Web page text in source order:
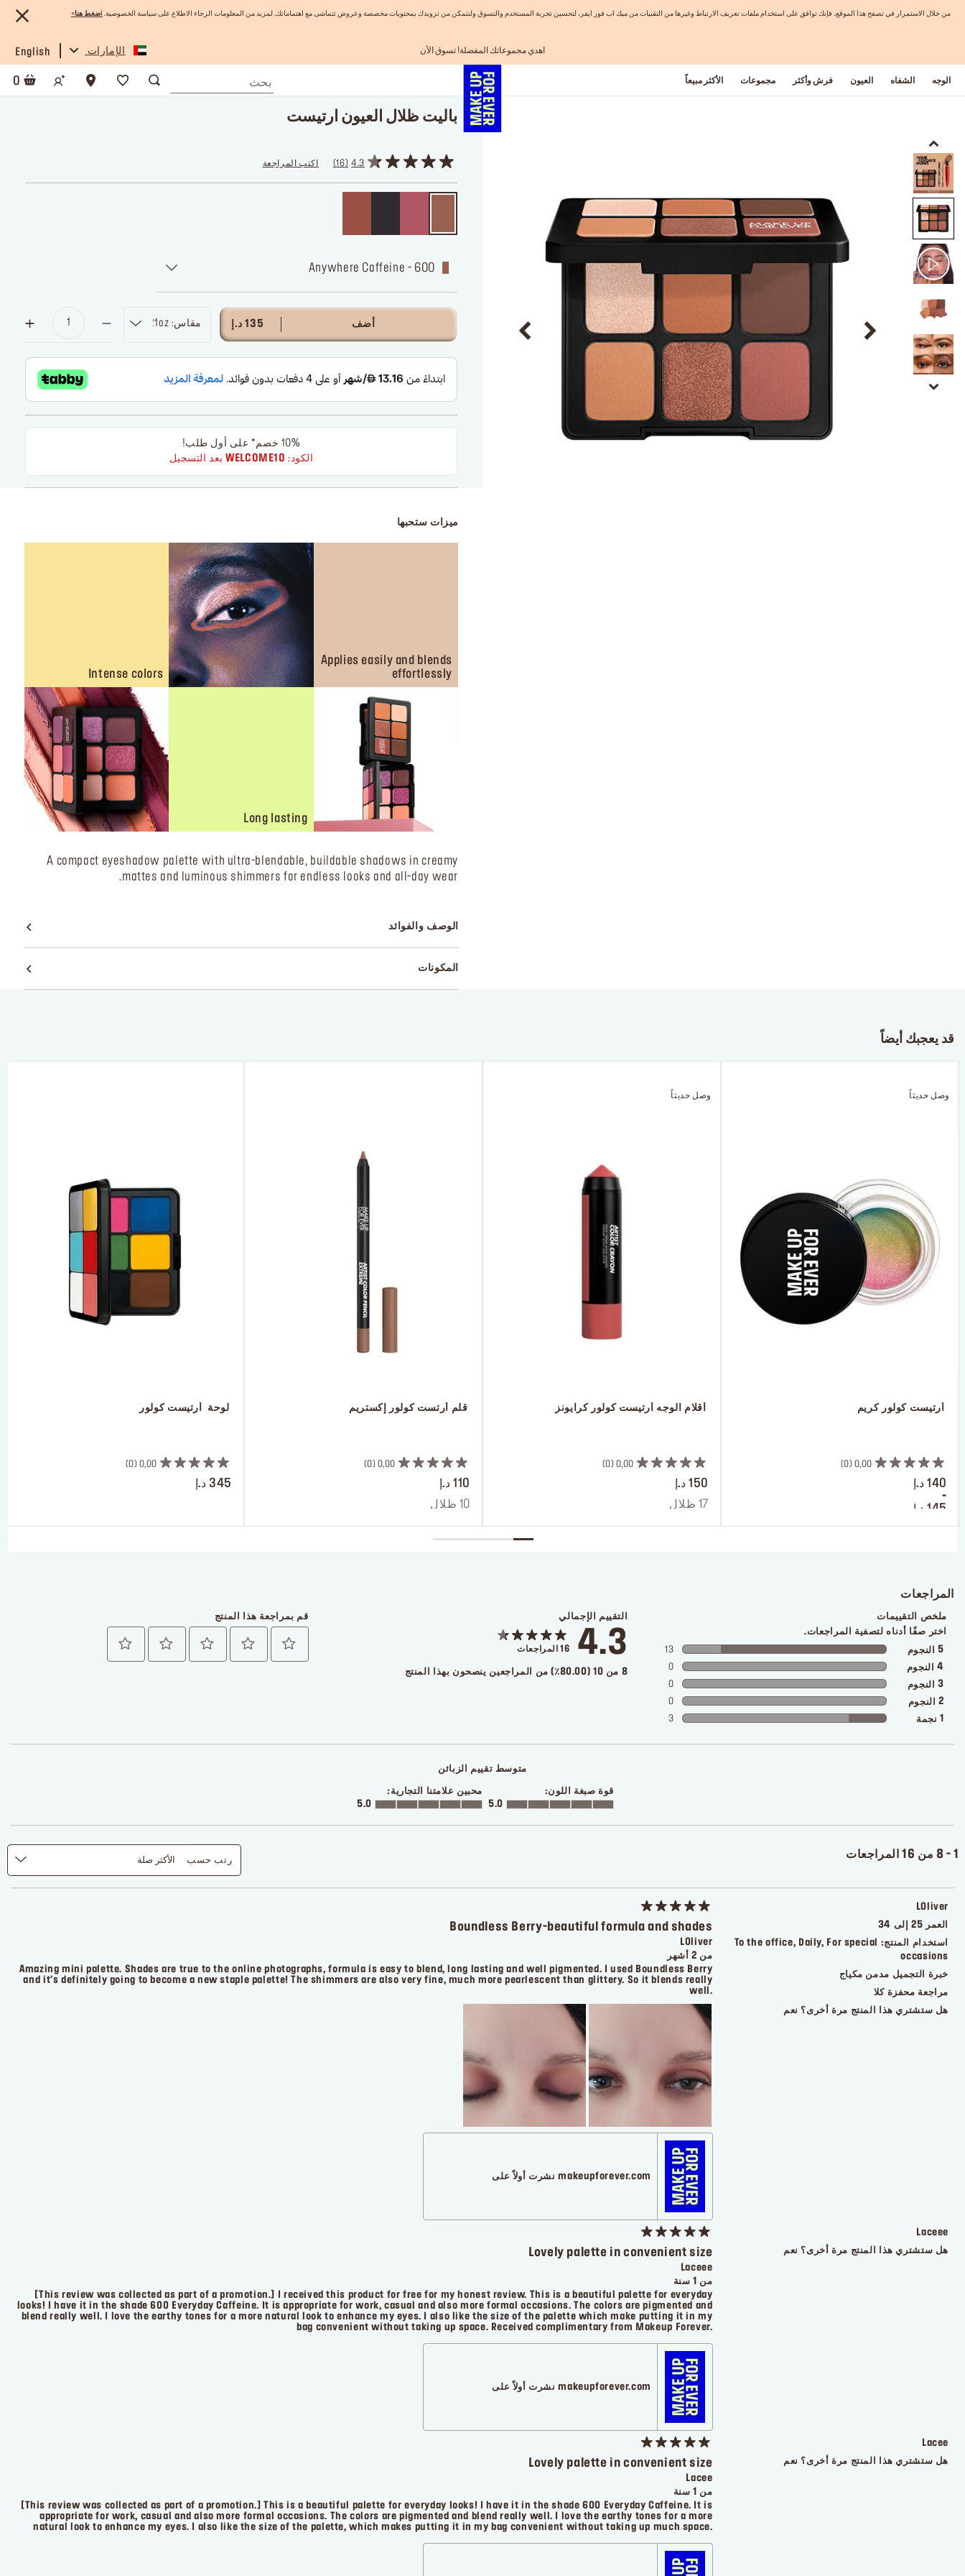
من خلال الاستمرار في تصفح هذا الموقع، فإنك توافق على استخدام ملفات تعريف الارتباط وغيرها من التقنيات من ميك اب فور ايفر، لتحسين تجربة المستخدم والتسوق ولنتمكن من تزويدك بمحتويات مخصصة وعروض تتماشى مع اهتماماتك. لمزيد من المعلومات الرجاء الاطلاع على سياسة الخصوصية. ضغط هنا >
شحن مجاني لجميع الطلبات
تسوق الآن و ادفع لاحقاً مع تابي
اهدي مجموعاتك المفضلة! تسوق الآن
الفرصة الأخيرة: خصم 25% على خطوط مختارة
الإمارات English
الوجه الشفاه العيون فرش وأكثر مجموعات الأكثر مبيعاً 0
باليت ظلال العيون ارتيست
4.3
16 اكتب المراجعة
600 - Anywhere Caffeine
مقاس: 0.21oz أضف 135 د.إ
10% خصم* على أول طلب!
الكود: WELCOME10بعد التسجيل
ميزات ستحبها
Applies easily and blends
effortlessly
Intense colors
Long lasting
A compact eyeshadow palette with ultra-blendable, buildable shadows in creamy
mattes and luminous shimmers for endless looks and all-day wear.
الوصف والفوائد
المكونات
قد يعجبك أيضاً
لوحة  أرتيست كولور
0,00
0
345 د.إ
قلم أرتست كولور إكستريم
0,00
0
110 د.إ
10 ظلال
وصل حديثاً
أقلام الوجه أرتيست كولور كرايونز
0,00
0
150 د.إ
17 ظلال
وصل حديثاً
أرتيست كولور كريم
0,00
0
140 د.إ
-
145 د.إ
10 ظلال
المراجعات
ملخص التقييمات
اختر صفًا أدناه لتصفية المراجعات.
5
النجوم 13
4 النجوم 0
3 النجوم 0
2 النجوم 0
1 نجمة 3
التقييم الإجمالي
4.3
16 المراجعات
8 من 10 (80.00٪) من المراجعين ينصحون بهذا المنتج
قم بمراجعة هذا المنتج
متوسط تقييم الزبائن
قوة صبغة اللون:
5.0
محبين علامتنا التجارية:
5.0
1 - 8 من 16 المراجعات رتب حسب الأكثر صلة
LOliver
العمر 25 إلى 34
استخدام المنتج:
To the office, Daily, For special
occasions
خبرة التجميل مدمن مكياج
مراجعة محفزة كلا
هل ستشتري هذا المنتج مرة أخرى؟ نعم
Boundless Berry-beautiful formula and shades
LOliver
من 2 أشهر
Amazing mini palette. Shades are true to the online photographs, formula is easy to blend, long lasting and well pigmented. I used Boundless Berry
and it's definitely going to become a new staple palette! The shimmers are also very fine, much more pearlescent than glittery. So it blends really
well.
makeupforever.com نشرت أولاً على
Laceee
هل ستشتري هذا المنتج مرة أخرى؟ نعم Lovely palette in convenient size
Laceee
من 1 سنة
[This review was collected as part of a promotion.] I received this product for free for my honest review. This is a beautiful palette for everyday
looks! I have it in the shade 600 Everyday Caffeine. It is appropriate for work, casual and also more formal occasions. The colors are pigmented and
blend really well. I love the earthy tones for a more natural look to enhance my eyes. I also like the size of the palette which make putting it in my
bag convenient without taking up space. Received complimentary from Makeup Forever.
makeupforever.com نشرت أولاً على
Lacee
هل ستشتري هذا المنتج مرة أخرى؟ نعم Lovely palette in convenient size
Lacee
من 1 سنة
[This review was collected as part of a promotion.] This is a beautiful palette for everyday looks! I have it in the shade 600 Everyday Caffeine. It is
appropriate for work, casual and also more formal occasions. The colors are pigmented and blend really well. I love the earthy tones for a more
natural look to enhance my eyes. I also like the size of the palette, which makes putting it in my bag convenient without taking up much space.